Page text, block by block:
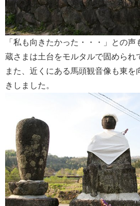
「私も向きたかった・・・」との
蔵さまは土台をモルタルで固められ
また、近くにある馬頭観音像も東を
きしました。